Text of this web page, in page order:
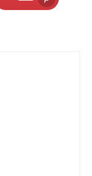
Pinterest